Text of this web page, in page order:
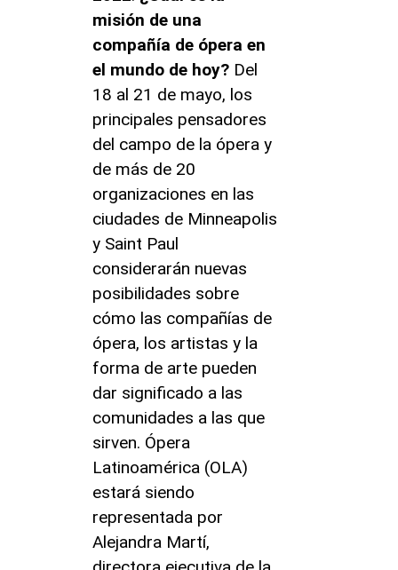
misión de una
compañía de ópera en
el mundo de hoy? Del
18 al 21 de mayo, los
principales pensadores
del campo de la ópera y
de más de 20
organizaciones en las
ciudades de Minneapolis
y Saint Paul
considerarán nuevas
posibilidades sobre
cómo las compañías de
ópera, los artistas y la
forma de arte pueden
dar significado a las
comunidades a las que
sirven. Ópera
Latinoamérica (OLA)
estará siendo
representada por
Alejandra Martí,